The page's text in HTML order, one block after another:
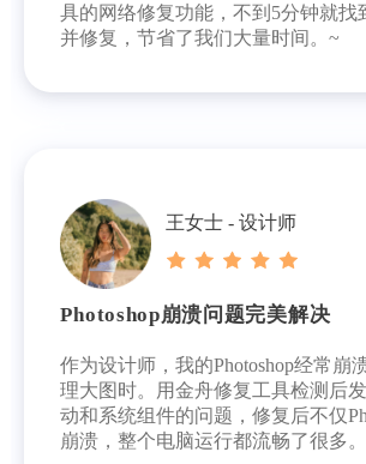
具的网络修复功能，不到5分钟就找
并修复，节省了我们大量时间。~
王女士 - 设计师
Photoshop崩溃问题完美解决
作为设计师，我的Photoshop经常崩
理大图时。用金舟修复工具检测后
动和系统组件的问题，修复后不仅
崩溃，整个电脑运行都流畅了很多